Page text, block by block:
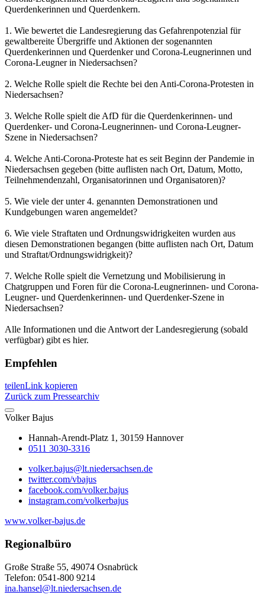
Querdenkerinnen und Querdenkern.
1. Wie bewertet die Landesregierung das Gefahrenpotenzial für
gewaltbereite Übergriffe und Aktionen der sogenannten
Querdenkerinnen und Querdenker und Corona-Leugnerinnen und
Corona-Leugner in Niedersachsen?
2. Welche Rolle spielt die Rechte bei den Anti-Corona-Protesten in
Niedersachsen?
3. Welche Rolle spielt die AfD für die Querdenkerinnen- und
Querdenker- und Corona-Leugnerinnen- und Corona-Leugner-
Szene in Niedersachsen?
4. Welche Anti-Corona-Proteste hat es seit Beginn der Pandemie in
Niedersachsen gegeben (bitte auflisten nach Ort, Datum, Motto,
Teilnehmendenzahl, Organisatorinnen und Organisatoren)?
5. Wie viele der unter 4. genannten Demonstrationen und
Kundgebungen waren angemeldet?
6. Wie viele Straftaten und Ordnungswidrigkeiten wurden aus
diesen Demonstrationen begangen (bitte auflisten nach Ort, Datum
und Straftat/Ordnungswidrigkeit)?
7. Welche Rolle spielt die Vernetzung und Mobilisierung in
Chatgruppen und Foren für die Corona-Leugnerinnen- und Corona-
Leugner- und Querdenkerinnen- und Querdenker-Szene in
Niedersachsen?
Alle Informationen und die Antwort der Landesregierung (sobald
verfügbar) gibt es hier.
Empfehlen
teilenLink kopieren
Zurück zum Pressearchiv
VolkerBajus
Hannah-Arendt-Platz 1, 30159 Hannover
0511 3030-3316
volker.bajus@lt.niedersachsen.de
twitter.com/vbajus
facebook.com/volker.bajus
instagram.com/volkerbajus
www.volker-bajus.de
Regionalbüro
Große Straße 55, 49074 Osnabrück
Telefon: 0541-800 9214
ina.hansel@lt.niedersachsen.de